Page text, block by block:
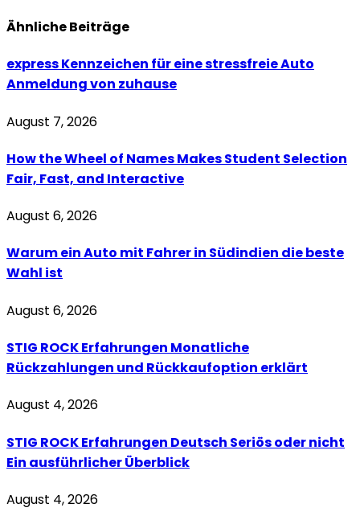
ÄhnlicheBeiträge
express Kennzeichen für eine stressfreie Auto
Anmeldung von zuhause
August 7, 2026
How the Wheel of Names Makes Student Selection
Fair, Fast, and Interactive
August 6, 2026
Warum ein Auto mit Fahrer in Südindien die beste
Wahl ist
August 6, 2026
STIG ROCK Erfahrungen Monatliche
Rückzahlungen und Rückkaufoption erklärt
August 4, 2026
STIG ROCK Erfahrungen Deutsch Seriös oder nicht
Ein ausführlicher Überblick
August 4, 2026